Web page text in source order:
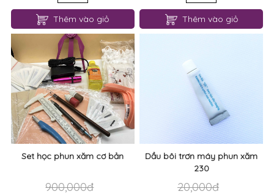
Thêm vào giỏ Thêm vào giỏ
Set học phun xăm cơ bản
900,000đ
Dầu bôi trơn máy phun xăm
230
20,000đ